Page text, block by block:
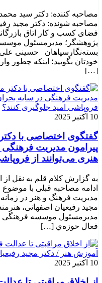
مصاحبه کننده: دکتر سید
مصاحبه شونده: دکتر مجید
فضای کسب و کار اتاق
پژوهشگر؛ ‌مدیرمسئول
بسته‌نگارسپاهان حسینی
خودتان بگویید؛ اینکه چطور
[…]
10 اکتبر 2025
گفتگوی اختصاصی با
پیرامون مدیریت فرهنگی
هنری می‌توانند از
به گزارش کلام قلم به نقل
ادامه مصاحبه قبلی با
مدیریت فرهنگ و هنر در
مجید رفیعیان اصفهانی،
مدیرمسئول موسسه فرهنگی
فعال حوزه‌ي‌ […]
10 اکتبر 2025